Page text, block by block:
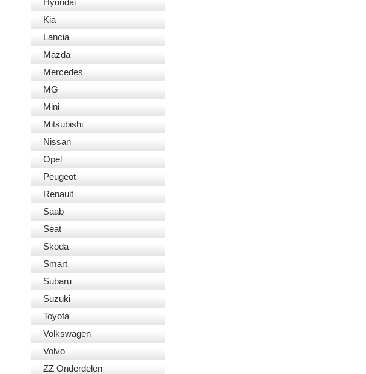
Hyundai
Kia
Lancia
Mazda
Mercedes
MG
Mini
Mitsubishi
Nissan
Opel
Peugeot
Renault
Saab
Seat
Skoda
Smart
Subaru
Suzuki
Toyota
Volkswagen
Volvo
ZZ Onderdelen